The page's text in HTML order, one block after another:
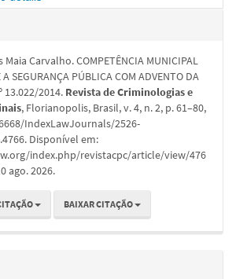
Maia Carvalho. COMPETÊNCIA MUNICIPAL
A SEGURANÇA PÚBLICA COM ADVENTO DA
13.022/2014. Revista de Criminologias e
, Florianopolis, Brasil, v. 4, n. 2, p. 61–80,
IndexLawJournals/2526-
Disponível em:
index.php/revistacpc/article/view/476
ago. 2026.
BAIXAR CITAÇÃO